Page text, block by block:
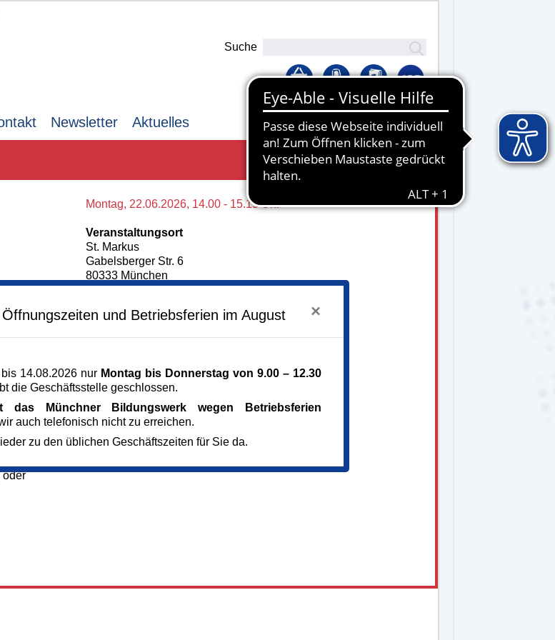
Suche
Newsletter Aktuelles Lernplattform
Sie
der
oder
Montag, 22.06.2026, 14.00 - 15.15 Uhr
Veranstaltungsort
St. Markus
Gabelsberger Str. 6
80333 München
München
120 €
Kursnummer
166157
Veranstaltung teilen
und Betriebsferien im August ×
14.08.2026 nur Montag bis Donnerstag von 9.00 – 12.30
die Geschäftsstelle geschlossen.
das Münchner Bildungswerk wegen Betriebsferien
auch telefonisch nicht zu erreichen.
zu den üblichen Geschäftszeiten für Sie da.